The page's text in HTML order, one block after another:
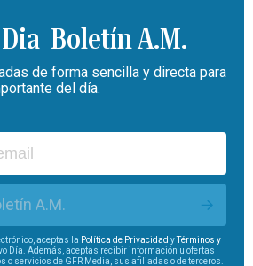
Boletín A.M.
de forma sencilla y directa para
del día.
A.M.
aceptas la Política de Privacidad yTérminos y
Día. Además, aceptas recibir información u ofertas
o servicios de GFR Media, sus afiliadas o de terceros.